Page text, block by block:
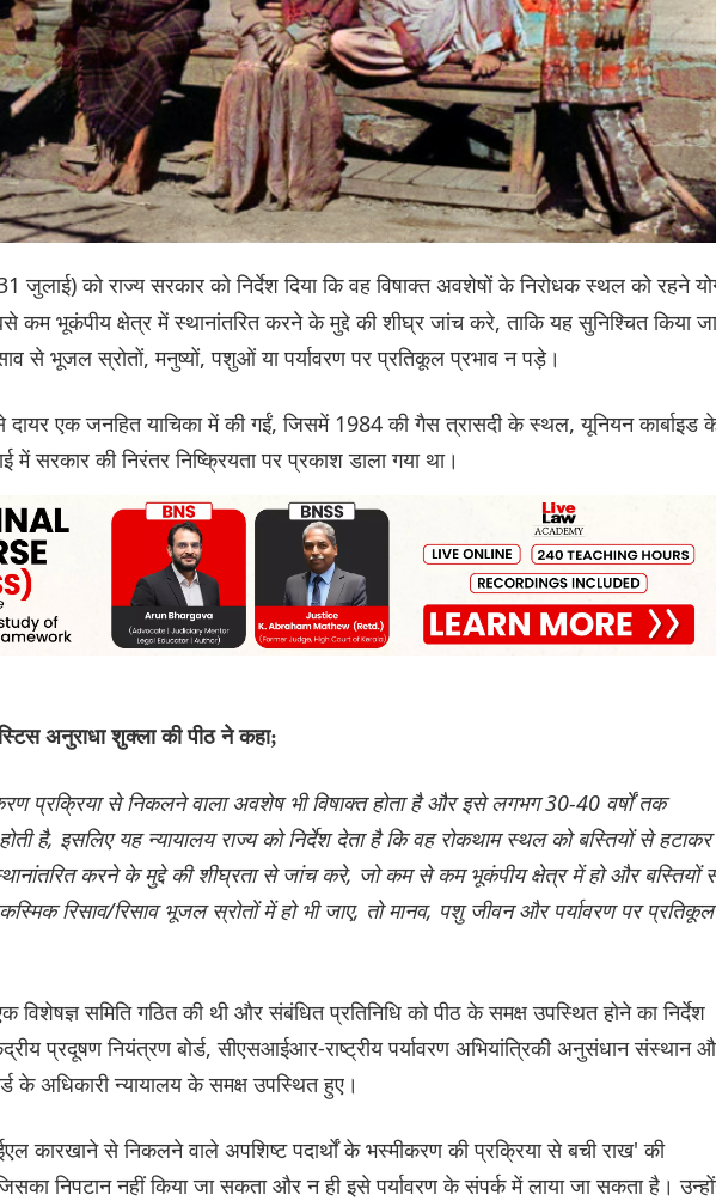
जुलाई) को राज्य सरकार को निर्देश दिया कि वह विषाक्त अवशेषों के निरोधक स्थल को रहने
कम भूकंपीय क्षेत्र में स्थानांतरित करने के मुद्दे की शीघ्र जांच करे, ताकि यह सुनिश्चित किया जा
से भूजल स्रोतों, मनुष्यों, पशुओं या पर्यावरण पर प्रतिकूल प्रभाव न पड़े।
एक जनहित याचिका में की गईं, जिसमें 1984 की गैस त्रासदी के स्थल, यूनियन कार्बाइड
सरकार की निरंतर निष्क्रियता पर प्रकाश डाला गया था।
अनुराधा शुक्ला की पीठ ने कहा;
प्रक्रिया से निकलने वाला अवशेष भी विषाक्त होता है और इसे लगभग 30-40 वर्षों तक
है, इसलिए यह न्यायालय राज्य को निर्देश देता है कि वह रोकथाम स्थल को बस्तियों से हटाकर
करने के मुद्दे की शीघ्रता से जांच करे, जो कम से कम भूकंपीय क्षेत्र में हो और बस्तियों
रिसाव/रिसाव भूजल स्रोतों में हो भी जाए, तो मानव, पशु जीवन और पर्यावरण पर प्रतिकूल
विशेषज्ञ समिति गठित की थी और संबंधित प्रतिनिधि को पीठ के समक्ष उपस्थित होने का निर्देश
प्रदूषण नियंत्रण बोर्ड, सीएसआईआर-राष्ट्रीय पर्यावरण अभियांत्रिकी अनुसंधान संस्थान
के अधिकारी न्यायालय के समक्ष उपस्थित हुए।
कारखाने से निकलने वाले अपशिष्ट पदार्थों के भस्मीकरण की प्रक्रिया से बची राख' की
निपटान नहीं किया जा सकता और न ही इसे पर्यावरण के संपर्क में लाया जा सकता है।